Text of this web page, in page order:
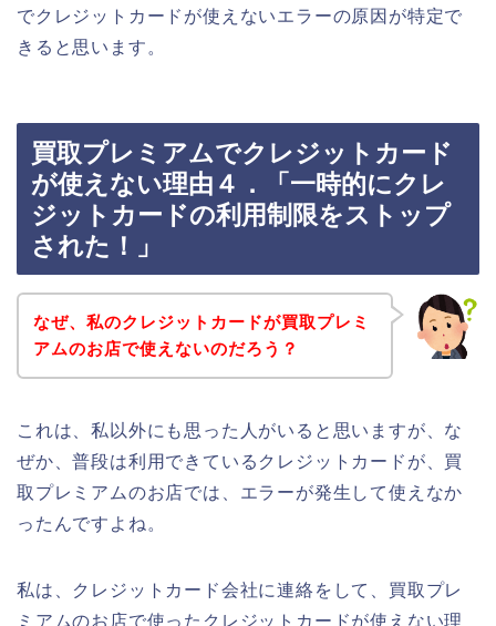
でクレジットカードが使えないエラーの原因が特定で
きると思います。
買取プレミアムでクレジットカード
が使えない理由４．「一時的にクレ
ジットカードの利用制限をストップ
された！」
なぜ、私のクレジットカードが買取プレミ
アムのお店で使えないのだろう？
これは、私以外にも思った人がいると思いますが、な
ぜか、普段は利用できているクレジットカードが、買
取プレミアムのお店では、エラーが発生して使えなか
ったんですよね。
私は、クレジットカード会社に連絡をして、買取プレ
ミアムのお店で使ったクレジットカードが使えない理